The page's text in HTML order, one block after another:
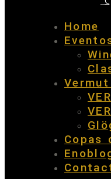
Home
Vermut
Copas